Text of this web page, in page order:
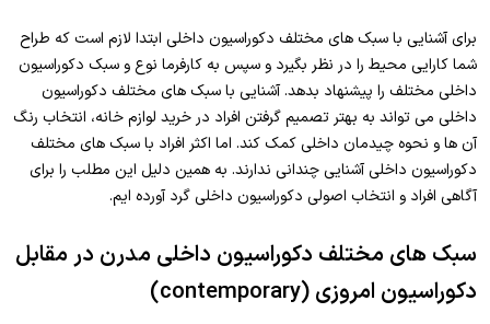
برای آشنایی با سبک های مختلف دکوراسیون داخلی ابتدا لازم است که طراح
شما کارایی محیط را در نظر بگیرد و سپس به کارفرما نوع و سبک دکوراسیون
داخلی مختلف را پیشنهاد بدهد. آشنایی با سبک های مختلف دکوراسیون
داخلی می تواند به بهتر تصمیم گرفتن افراد در خرید لوازم خانه، انتخاب رنگ
آن ها و نحوه چیدمان داخلی کمک کند. اما اکثر افراد با سبک های مختلف
دکوراسیون داخلی آشنایی چندانی ندارند. به همین دلیل این مطلب را برای
آگاهی افراد و انتخاب اصولی دکوراسیون داخلی گرد آورده ایم.
سبک های مختلف دکوراسیون داخلی مدرن در مقابل
دکوراسیون امروزی (contemporary)